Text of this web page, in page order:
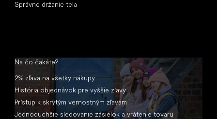
Správne držanie tela
Na čo čakáte?
2% zľava na všetky nákupy
História objednávok pre vyššie zľavy
Prístup k skrytým vernostným zľavám
Jednoduchšie sledovanie zásielok a vrátenie tovaru